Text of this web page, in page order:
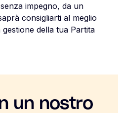
impegno, da un
consigliarti al meglio
della tua Partita
un nostro